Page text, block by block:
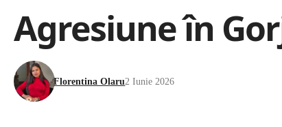
Agresiune în
Florentina Olaru2 Iunie 2026